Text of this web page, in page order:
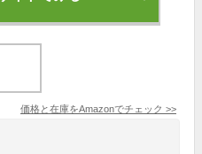
価格と在庫をAmazonでチェック >>